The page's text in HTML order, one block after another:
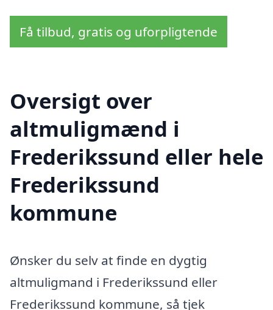
Få tilbud, gratis og uforpligtende
Oversigt over
altmuligmænd i
Frederikssund eller hele
Frederikssund
kommune
Ønsker du selv at finde en dygtig
altmuligmand i Frederikssund eller
Frederikssund kommune, så tjek